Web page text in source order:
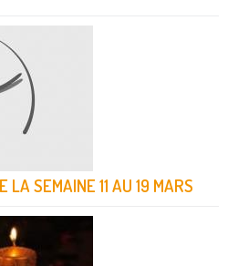
LA SEMAINE 11 AU 19 MARS